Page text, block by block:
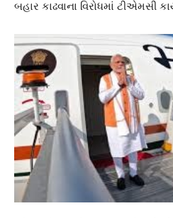
બહાર કાઢવાના વિરોધમાં ટીએમસી